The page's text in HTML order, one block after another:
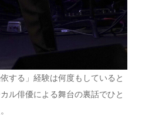
する」経験は何度もしていると
ル俳優による舞台の裏話でひと